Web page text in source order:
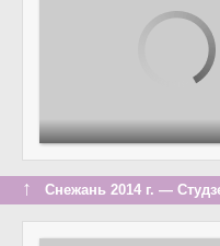
↑ Снежань 2014 г. —